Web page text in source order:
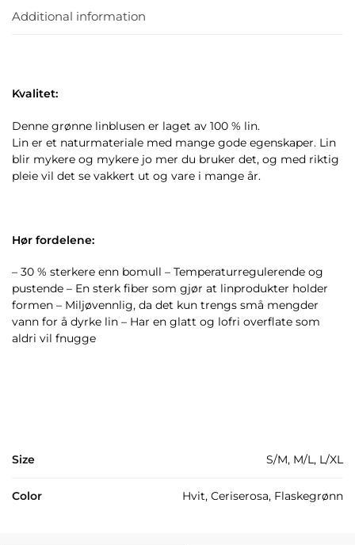
Additional information
Kvalitet:
Denne grønne linblusen er laget av 100 % lin.
Lin er et naturmateriale med mange gode egenskaper. Lin
blir mykere og mykere jo mer du bruker det, og med riktig
pleie vil det se vakkert ut og vare i mange år.
Hør fordelene:
– 30 % sterkere enn bomull – Temperaturregulerende og
pustende – En sterk fiber som gjør at linprodukter holder
formen – Miljøvennlig, da det kun trengs små mengder
vann for å dyrke lin – Har en glatt og lofri overflate som
aldri vil fnugge
Size S/M, M/L, L/XL
Color Hvit, Ceriserosa, Flaskegrønn